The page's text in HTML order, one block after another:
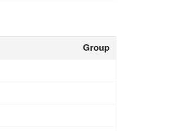
Group